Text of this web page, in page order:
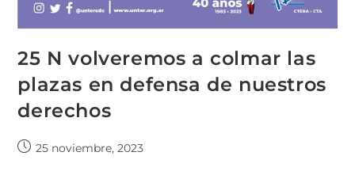
25 N volveremos a colmar las
plazas en defensa de nuestros
derechos
25 noviembre, 2023